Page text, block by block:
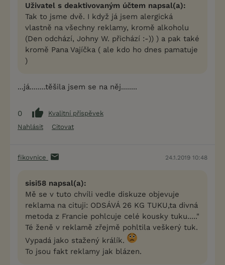
Uživatel s deaktivovaným účtem napsal(a):
Tak to jsme dvě. I když já jsem alergická
vlastně na všechny reklamy, kromě alkoholu
(Den odchází, Johny W. přichází :-)) ) a pak také
kromě Pana Vajíčka ( ale kdo ho dnes pamatuje
)
...já........těšila jsem se na něj........
0
Kvalitní příspěvek
Nahlásit
Citovat
fikovnice 24.1.2019 10:48
sisi58 napsal(a):
Mě se v tuto chvíli vedle diskuze objevuje
reklama na cituji: ODSÁVÁ 26 KG TUKU,ta divná
metoda z Francie pohlcuje celé kousky tuku....."
Té ženě v reklamě zřejmě pohltila veškerý tuk.
Vypadá jako stažený králík.
To jsou fakt reklamy jak blázen.